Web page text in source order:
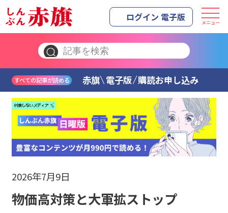
ログイン 電子版 メニュー
すべての記事が読める 赤旗 電子版 購読お申し込み
2026年7月9日
物価高対策と大軍拡ストップ